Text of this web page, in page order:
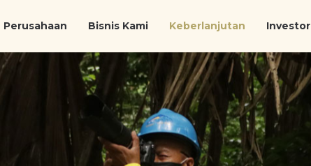
Perusahaan Bisnis Kami Keberlanjutan Investor